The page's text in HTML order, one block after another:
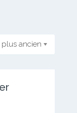
ancien